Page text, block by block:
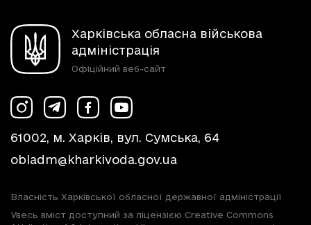
Харківська обласна військова
адміністрація
Офіційний веб-сайт
61002, м. Харків, вул. Сумська, 64
obladm@kharkivoda.gov.ua
Власність Харківської обласної державної адміністрації
Увесь вміст доступний за ліцензією Creative Commons